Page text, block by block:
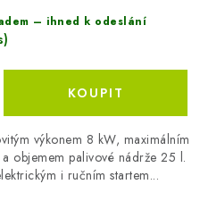
– ihned k odeslání
výkonem 8 kW, maximálním
objemem palivové nádrže 25 l.
i ručním startem...